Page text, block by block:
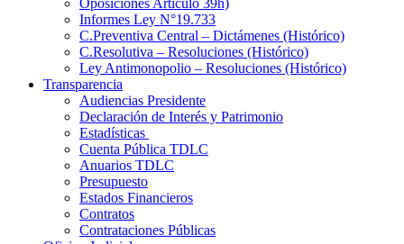
Oposiciones Artículo 39h)
Informes Ley N°19.733
C.Preventiva Central – Dictámenes (Histórico)
C.Resolutiva – Resoluciones (Histórico)
Ley Antimonopolio – Resoluciones (Histórico)
Transparencia
Audiencias Presidente
Declaración de Interés y Patrimonio
Estadísticas
Cuenta Pública TDLC
Anuarios TDLC
Presupuesto
Estados Financieros
Contratos
Contrataciones Públicas